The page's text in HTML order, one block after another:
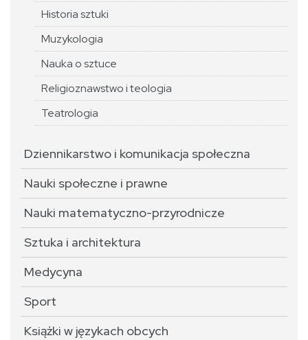
Historia sztuki
Muzykologia
Nauka o sztuce
Religioznawstwo i teologia
Teatrologia
Dziennikarstwo i komunikacja społeczna
Nauki społeczne i prawne
Nauki matematyczno-przyrodnicze
Sztuka i architektura
Medycyna
Sport
Książki w językach obcych